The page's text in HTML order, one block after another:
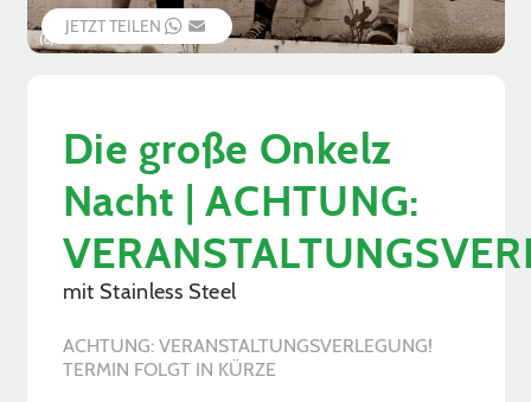
(c) Veranstalter
JETZT TEILEN WHATSAPP
EMAIL
Die große Onkelz
Nacht | ACHTUNG:
mit Stainless Steel
ACHTUNG: VERANSTALTUNGSVERLEGUNG!
TERMIN FOLGT IN KÜRZE